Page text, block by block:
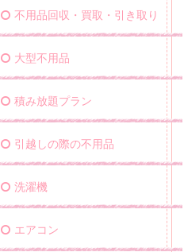
不用品回収・買取・引き取り
大型不用品
積み放題プラン
引越しの際の不用品
洗濯機
エアコン